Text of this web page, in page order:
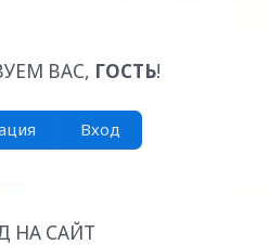
ВАС, ГОСТЬ!
Вход
НА САЙТ